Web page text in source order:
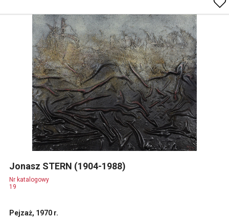
Jonasz STERN (1904-1988)
Nr katalogowy
19
Pejzaż, 1970 r.